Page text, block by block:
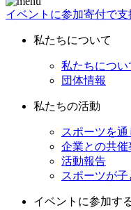
イベントに参加寄付で支
私たちについて
私たちについ
団体情報
私たちの活動
スポーツを
企業との共催
活動報告
スポーツが
イベントに参加す